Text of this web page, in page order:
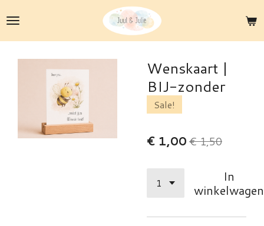
direct
naar
hoofdinhoud
Wenskaart |
BIJ-zonder
Sale!
€ 1,00€ 1,50
In
winkelwagen